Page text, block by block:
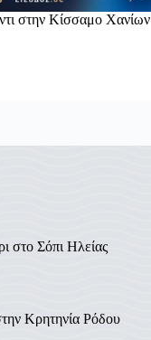
στην Κίσσαμο Χανίων
στο Σόπι Ηλείας
Κρητηνία Ρόδου